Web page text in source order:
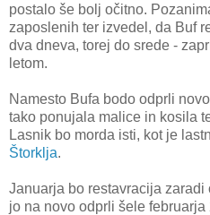
postalo še bolj očitno.
zaposlenih ter izvedel, da Buf
dva dneva, torej do srede -
letom.
Namesto Bufa bodo odprli
tako ponujala malice in kosila
Lasnik bo morda isti, kot je
Štorklja.
Januarja bo restavracija
jo na novo odprli šele februarja